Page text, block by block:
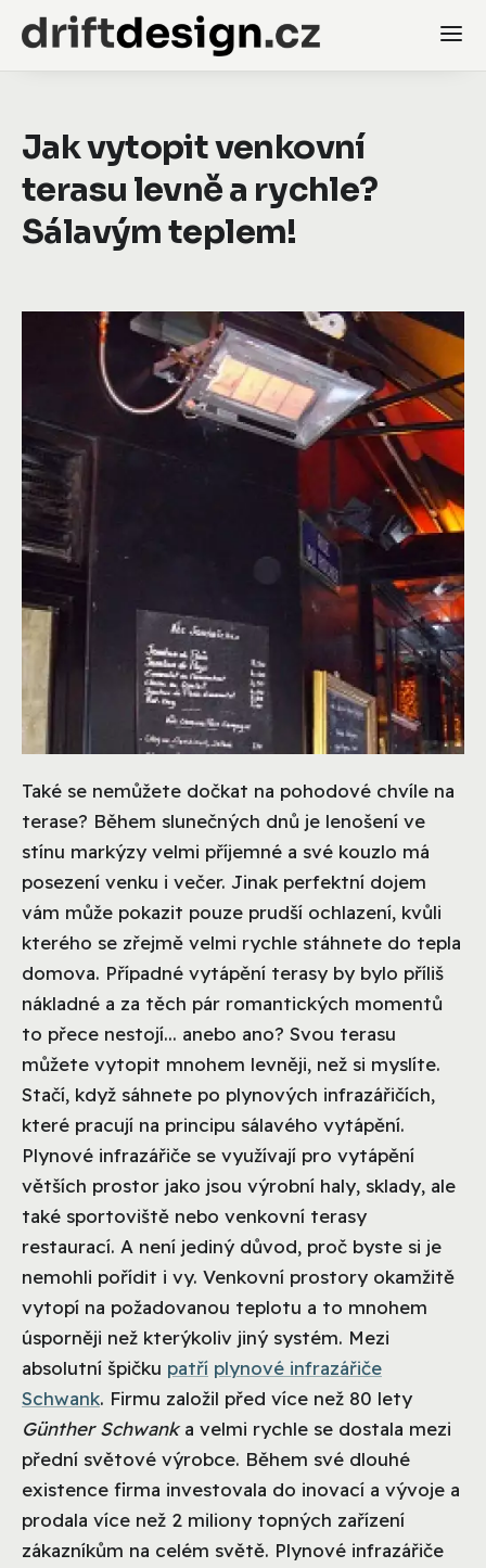
Jak vytopit venkovní
terasu levně a rychle?
Sálavým teplem!
Také se nemůžete dočkat na pohodové chvíle na
terase? Během slunečných dnů je lenošení ve
stínu markýzy velmi příjemné a své kouzlo má
posezení venku i večer. Jinak perfektní dojem
vám může pokazit pouze prudší ochlazení, kvůli
kterého se zřejmě velmi rychle stáhnete do tepla
domova. Případné vytápění terasy by bylo příliš
nákladné a za těch pár romantických momentů
to přece nestojí... anebo ano? Svou terasu
můžete vytopit mnohem levněji, než si myslíte.
Stačí, když sáhnete po plynových infrazářičích,
které pracují na principu sálavého vytápění.
Plynové infrazářiče se využívají pro vytápění
větších prostor jako jsou výrobní haly, sklady, ale
také sportoviště nebo venkovní terasy
restaurací. A není jediný důvod, proč byste si je
nemohli pořídit i vy. Venkovní prostory okamžitě
vytopí na požadovanou teplotu a to mnohem
úsporněji než kterýkoliv jiný systém. Mezi
absolutní špičku patří plynové infrazářiče
Schwank. Firmu založil před více než 80 lety
Günther Schwanka velmi rychle se dostala mezi
přední světové výrobce. Během své dlouhé
existence firma investovala do inovací a vývoje a
prodala více než 2 miliony topných zařízení
zákazníkům na celém světě. Plynové infrazářiče